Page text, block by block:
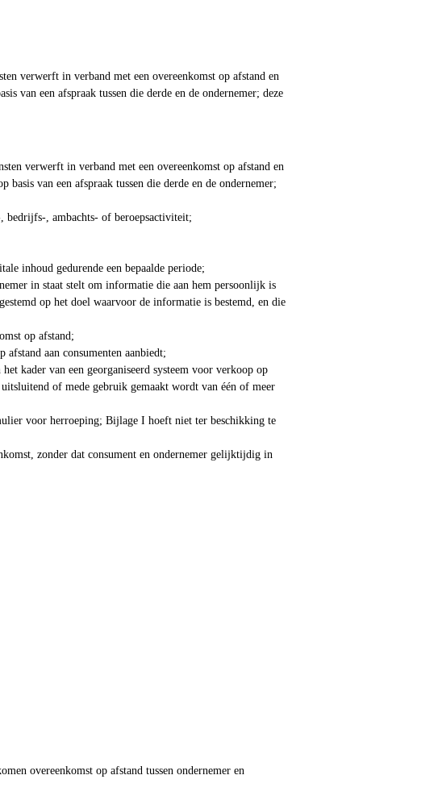
verwerft in verband met een overeenkomst op afstand en
van een afspraak tussen die derde en de ondernemer; deze
verwerft in verband met een overeenkomst op afstand en
van een afspraak tussen die derde en de ondernemer;
bedrijfs-, ambachts- of beroepsactiviteit;
inhoud gedurende een bepaalde periode;
in staat stelt om informatie die aan hem persoonlijk is
op het doel waarvoor de informatie is bestemd, en die
op afstand;
aan consumenten aanbiedt;
kader van een georganiseerd systeem voor verkoop op
of mede gebruik gemaakt wordt van één of meer
voor herroeping; Bijlage I hoeft niet ter beschikking te
zonder dat consument en ondernemer gelijktijdig in
overeenkomst op afstand tussen ondernemer en